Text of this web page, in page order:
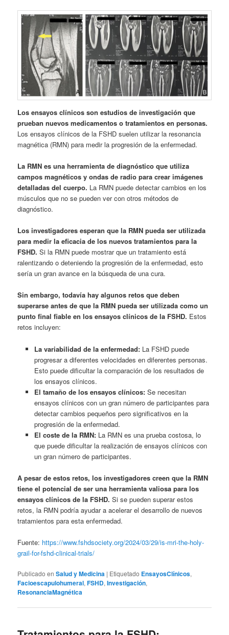
Los ensayos clínicos son estudios de investigación que
prueban nuevos medicamentos o tratamientos en personas.
Los ensayos clínicos de la FSHD suelen utilizar la resonancia
magnética (RMN) para medir la progresión de la enfermedad.
La RMN es una herramienta de diagnóstico que utiliza
campos magnéticos y ondas de radio para crear imágenes
detalladas del cuerpo. La RMN puede detectar cambios en los
músculos que no se pueden ver con otros métodos de
diagnóstico.
Los investigadores esperan que la RMN pueda ser utilizada
para medir la eficacia de los nuevos tratamientos para la
FSHD. Si la RMN puede mostrar que un tratamiento está
ralentizando o deteniendo la progresión de la enfermedad, esto
sería un gran avance en la búsqueda de una cura.
Sin embargo, todavía hay algunos retos que deben
superarse antes de que la RMN pueda ser utilizada como un
punto final fiable en los ensayos clínicos de la FSHD. Estos
retos incluyen:
La variabilidad de la enfermedad:La FSHD puede
progresar a diferentes velocidades en diferentes personas.
Esto puede dificultar la comparación de los resultados de
los ensayos clínicos.
El tamaño de los ensayos clínicos:Se necesitan
ensayos clínicos con un gran número de participantes para
detectar cambios pequeños pero significativos en la
progresión de la enfermedad.
El coste de la RMN:La RMN es una prueba costosa, lo
que puede dificultar la realización de ensayos clínicos con
un gran número de participantes.
A pesar de estos retos, los investigadores creen que la RMN
tiene el potencial de ser una herramienta valiosa para los
ensayos clínicos de la FSHD. Si se pueden superar estos
retos, la RMN podría ayudar a acelerar el desarrollo de nuevos
tratamientos para esta enfermedad.
Fuente: https://www.fshdsociety.org/2024/03/29/is-mri-the-holy-
grail-for-fshd-clinical-trials/
Publicado en Salud y Medicina | Etiquetado EnsayosClínicos,
Facioescapulohumeral,FSHD,Investigación,
ResonanciaMagnética